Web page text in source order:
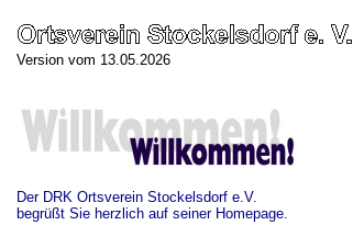
Version vom 13.05.2026
Der DRK Ortsverein Stockelsdorf e.V.
begrüßt Sie herzlich auf seiner Homepage.